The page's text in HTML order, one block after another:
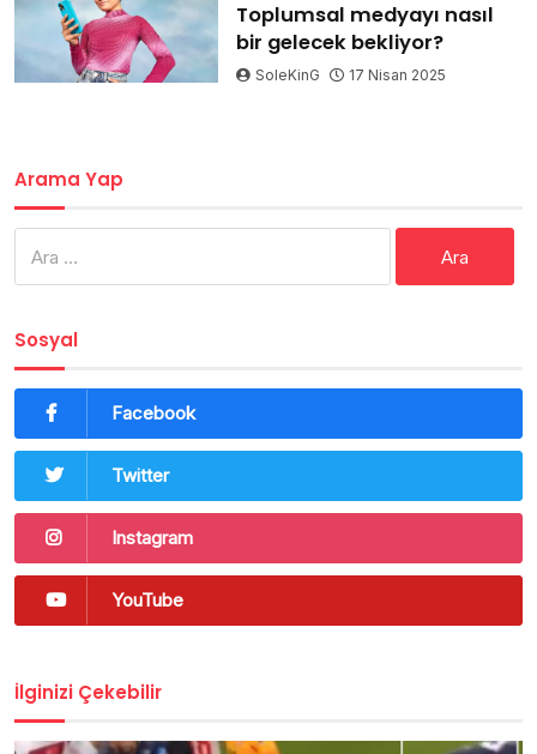
Toplumsal medyayı nasıl
bir gelecek bekliyor?
SoleKinG 17 Nisan 2025
Arama Yap
Sosyal
Facebook
Twitter
Instagram
YouTube
İlginizi Çekebilir